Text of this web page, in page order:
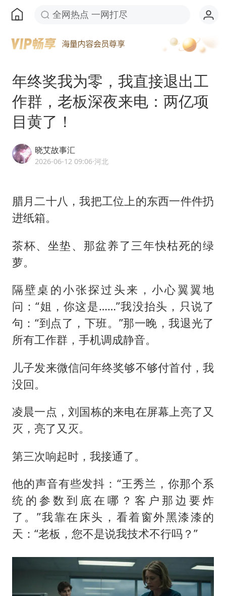
全网热点 一网打尽
年终奖我为零，我直接退出工
作群，老板深夜来电：两亿项
目黄了！
晓艾故事汇
2026-06-12 09:06·河北
腊月二十八，我把工位上的东西一件件扔
进纸箱。
茶杯、坐垫、那盆养了三年快枯死的绿
萝。
隔壁桌的小张探过头来，小心翼翼地
问：“姐，你这是……”我没抬头，只说了
句：“到点了，下班。”那一晚，我退光了
所有工作群，手机调成静音。
儿子发来微信问年终奖够不够付首付，我
没回。
凌晨一点，刘国栋的来电在屏幕上亮了又
灭，亮了又灭。
第三次响起时，我接通了。
他的声音有些发抖：“王秀兰，你那个系
统的参数到底在哪？客户那边要炸
了。”我靠在床头，看着窗外黑漆漆的
天：“老板，您不是说我技术不行吗？”